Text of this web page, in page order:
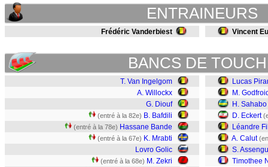
ENTRAINEURS
Frédéric Vanderbiest Vincent
BANCS DE
T. Van Ingelgom
A. Willockx
G. Diouf
(entré à la 82e) B. Bafdili
(entré à la 78e) Hassane Bande
(entré à la 67e) K. Mrabti
Lovro Golic
(entré à la 68e) M. Zekri
Lucas
M.
H. Sahabo
D. Eckert
Léandre
A. Calut
S.
Timothee